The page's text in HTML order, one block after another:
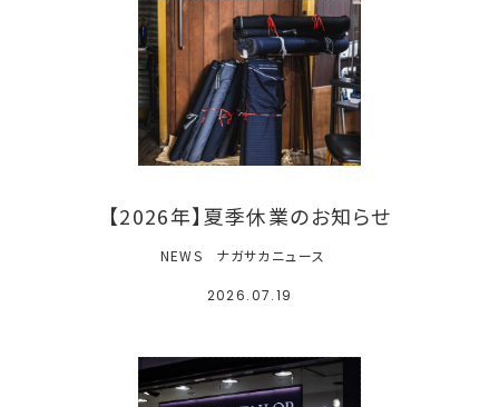
【2026年】夏季休業のお知らせ
NEWS ナガサカニュース
2026.07.19